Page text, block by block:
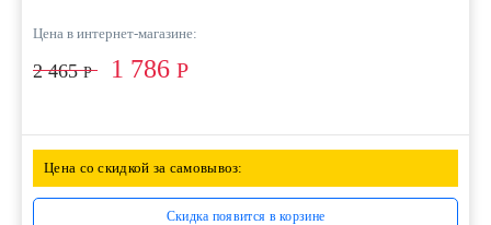
Цена в интернет-магазине:
2 465Р 1 786 Р
Цена со скидкой за самовывоз:
Скидка появится в корзине